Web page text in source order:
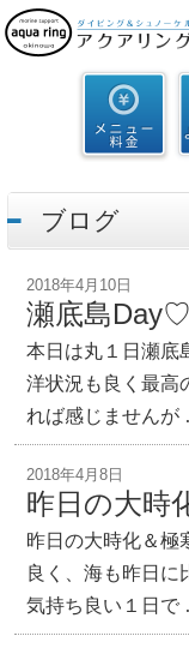
ブログ
2018年4月10日
瀬底島Day♡
本日は丸１日瀬底
洋状況も良く最高
れば感じませんが
2018年4月8日
昨日の大時
昨日の大時化＆極
良く、海も昨日に
気持ち良い１日で